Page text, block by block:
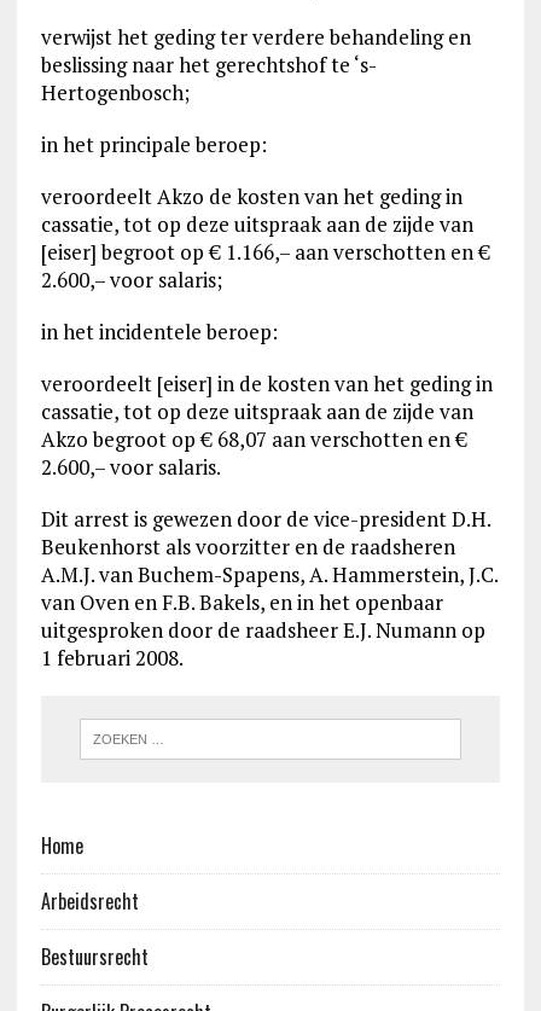
verwijst het geding ter verdere behandeling en
beslissing naar het gerechtshof te ‘s-
Hertogenbosch;
in het principale beroep:
veroordeelt Akzo de kosten van het geding in
cassatie, tot op deze uitspraak aan de zijde van
[eiser] begroot op € 1.166,– aan verschotten en €
2.600,– voor salaris;
in het incidentele beroep:
veroordeelt [eiser] in de kosten van het geding in
cassatie, tot op deze uitspraak aan de zijde van
Akzo begroot op € 68,07 aan verschotten en €
2.600,– voor salaris.
Dit arrest is gewezen door de vice-president D.H.
Beukenhorst als voorzitter en de raadsheren
A.M.J. van Buchem-Spapens, A. Hammerstein, J.C.
van Oven en F.B. Bakels, en in het openbaar
uitgesproken door de raadsheer E.J. Numann op
1 februari 2008.
Home
Arbeidsrecht
Bestuursrecht